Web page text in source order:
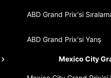
ABD Grand Prix'si
ABD Grand Prix'si Yarış
Mexico City